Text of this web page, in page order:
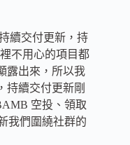
續交付更新，持
不用心的項目都
露出來，所以我
持續交付更新剛
空投、領取
我們圍繞社群的